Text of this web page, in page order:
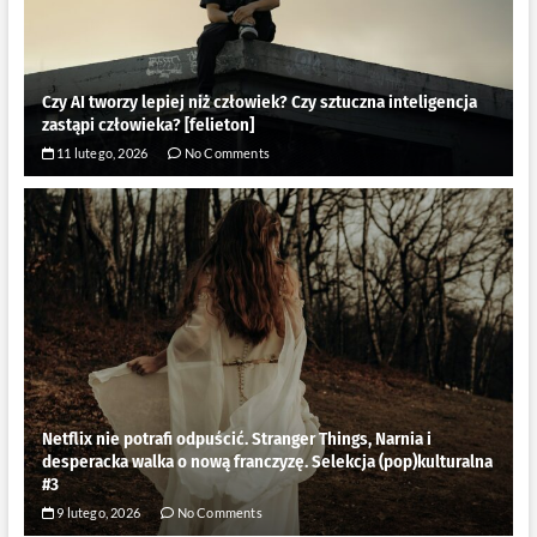
Czy AI tworzy lepiej niż człowiek? Czy sztuczna inteligencja
zastąpi człowieka? [felieton]
11 lutego, 2026 No Comments
Netflix nie potrafi odpuścić. Stranger Things, Narnia i
desperacka walka o nową franczyzę. Selekcja (pop)kulturalna
#3
9 lutego, 2026 No Comments